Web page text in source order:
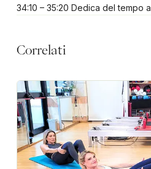
34:10 – 35:20 Dedica del tempo
Correlati